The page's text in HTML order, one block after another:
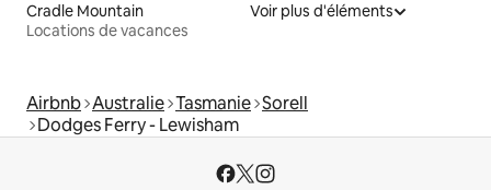
Cradle Mountain
Locations de vacances
Voir plus d'éléments
Airbnb Australie Tasmanie Sorell
Dodges Ferry - Lewisham